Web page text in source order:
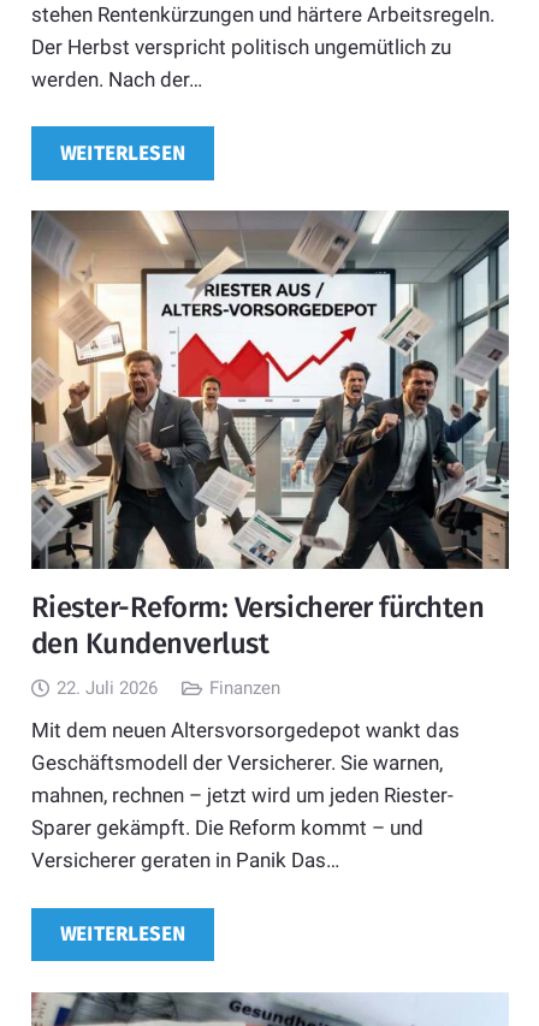
stehen Rentenkürzungen und härtere Arbeitsregeln.
Der Herbst verspricht politisch ungemütlich zu
werden. Nach der…
WEITERLESEN
Riester-Reform: Versicherer fürchten
den Kundenverlust
22. Juli 2026 Finanzen
Mit dem neuen Altersvorsorgedepot wankt das
Geschäftsmodell der Versicherer. Sie warnen,
mahnen, rechnen – jetzt wird um jeden Riester-
Sparer gekämpft. Die Reform kommt – und
Versicherer geraten in Panik Das…
WEITERLESEN